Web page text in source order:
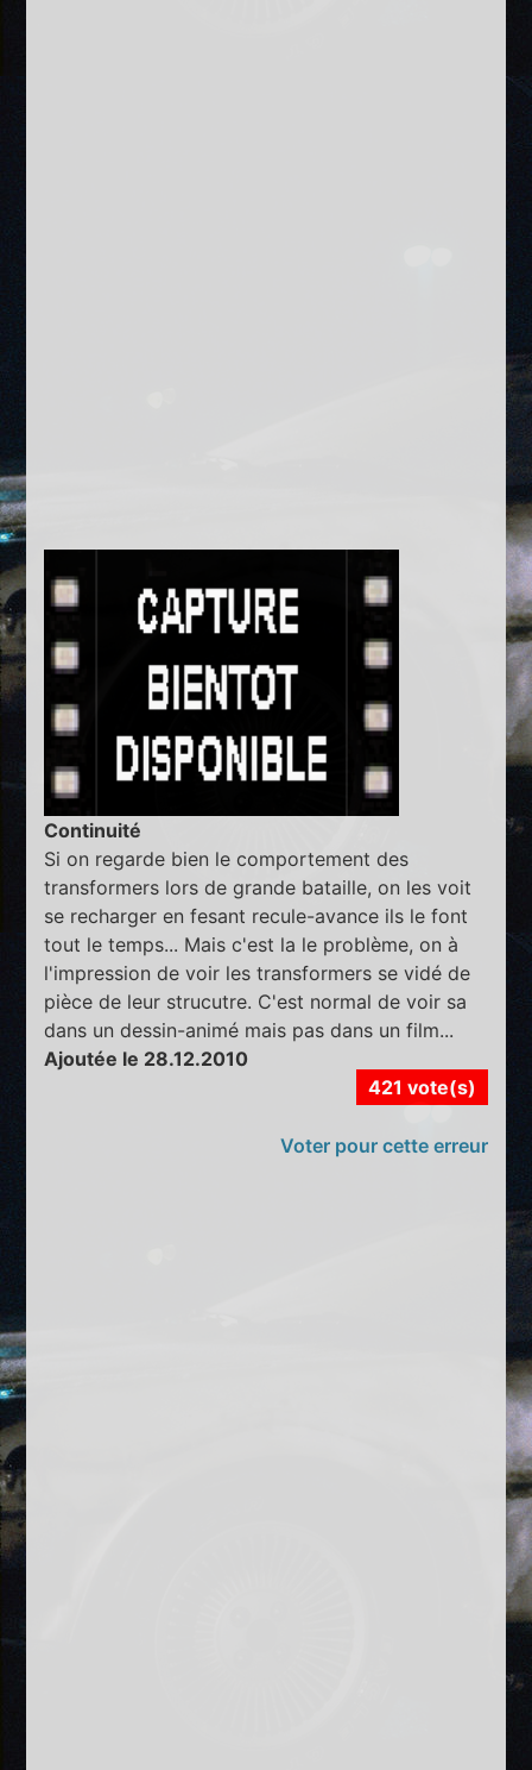
Continuité
Si on regarde bien le comportement des
transformers lors de grande bataille, on les voit
se recharger en fesant recule-avance ils le font
tout le temps... Mais c'est la le problème, on à
l'impression de voir les transformers se vidé de
pièce de leur strucutre. C'est normal de voir sa
dans un dessin-animé mais pas dans un film...
Ajoutée le 28.12.2010
421 vote(s)
Voter pour cette erreur